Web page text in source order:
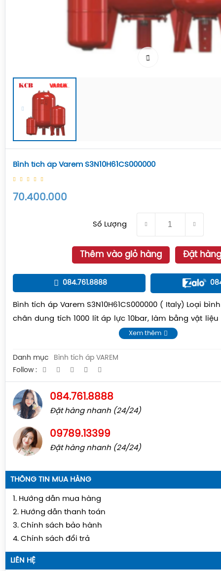
Bình tích áp Varem S3N10H61CS000000
70.400.000
Số Lượng
Thêm vào giỏ hàng Đặt hàng
084.761.8888
Bình tích áp Varem S3N10H61CS000000 ( Italy) Loại
chân dung tích 1000 lít áp lực 10bar, làm bằng vật
Xem thêm
Danh mục
Bình tích áp VAREM
Follow :
084.761.8888
Đặt hàng nhanh (24/24)
09789.13399
Đặt hàng nhanh (24/24)
THÔNG TIN MUA HÀNG
1. Hướng dẫn mua hàng
2. Hướng dẫn thanh toán
3. Chính sách bảo hành
4. Chính sách đổi trả
LIÊN HỆ